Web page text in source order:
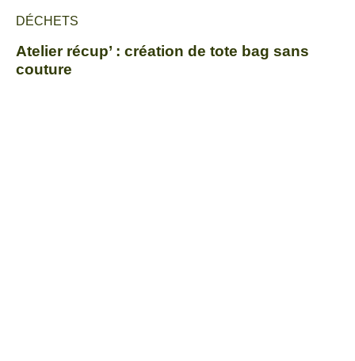
DÉCHETS
Atelier récup’ : création de tote bag sans
couture